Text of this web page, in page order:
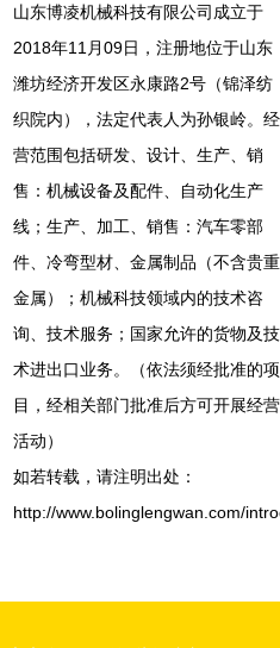
山东博凌机械科技有限公司成立于
2018年11月09日，注册地位于山东
潍坊经济开发区永康路2号（锦泽纺
织院内），法定代表人为孙银岭。经
营范围包括研发、设计、生产、销
售：机械设备及配件、自动化生产
线；生产、加工、销售：汽车零部
件、冷弯型材、金属制品（不含贵重
金属）；机械科技领域内的技术咨
询、技术服务；国家允许的货物及技
术进出口业务。（依法须经批准的项
目，经相关部门批准后方可开展经营
活动）
如若转载，请注明出处：
http://www.bolinglengwan.com/